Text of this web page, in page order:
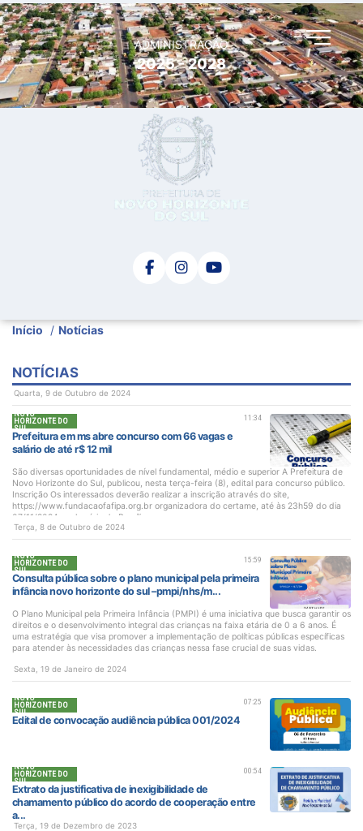
ADMINISTRAÇÃO
2025 - 2028
Início / Notícias
NOTÍCIAS
Quarta, 9 de Outubro de 2024
11:34
NOVO
HORIZONTE DO
SUL
Prefeitura em ms abre concurso com 66 vagas e
salário de até r$ 12 mil
São diversas oportunidades de nível fundamental, médio e superior A Prefeitura de
Novo Horizonte do Sul, publicou, nesta terça-feira (8), edital para concurso público.
Inscrição Os interessados deverão realizar a inscrição através do site,
https://www.fundacaofafipa.org.br organizadora do certame, até às 23h59 do dia
07/11/2024, no horário de Brasília.
Terça, 8 de Outubro de 2024
15:59
NOVO
HORIZONTE DO
SUL
Consulta pública sobre o plano municipal pela primeira
infância novo horizonte do sul –pmpi/nhs/m...
O Plano Municipal pela Primeira Infância (PMPI) é uma iniciativa que busca garantir os
direitos e o desenvolvimento integral das crianças na faixa etária de 0 a 6 anos. É
uma estratégia que visa promover a implementação de políticas públicas específicas
para atender às necessidades das crianças nessa fase crucial de suas vidas.
Sexta, 19 de Janeiro de 2024
07:25
NOVO
HORIZONTE DO
SUL
Edital de convocação audiência pública 001/2024
00:54
NOVO
HORIZONTE DO
SUL
Extrato da justificativa de inexigibilidade de
chamamento público do acordo de cooperação entre
a...
Terça, 19 de Dezembro de 2023